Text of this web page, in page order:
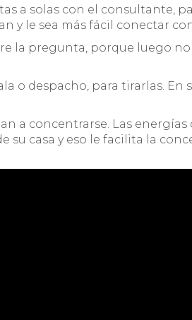
a solas con el consultante,
y le sea más fácil conectar
la pregunta, porque luego no
o despacho, para tirarlas. En
a concentrarse. Las
su casa y eso le facilita la